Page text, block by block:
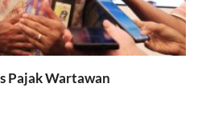
Pajak Wartawan